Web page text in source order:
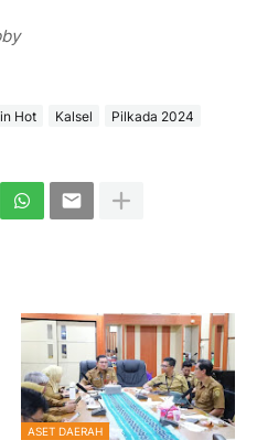
Hot Kalsel
Pilkada 2024
ASET DAERAH